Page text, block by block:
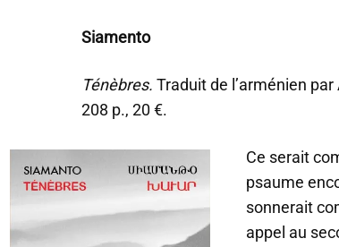
Siamento
Ténèbres. Traduit de l’arménien
208 p., 20 €.
Ce serait
psaume
sonnerait
appel au